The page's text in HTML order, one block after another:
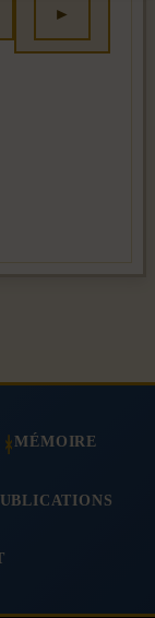
►
MÉMOIRE